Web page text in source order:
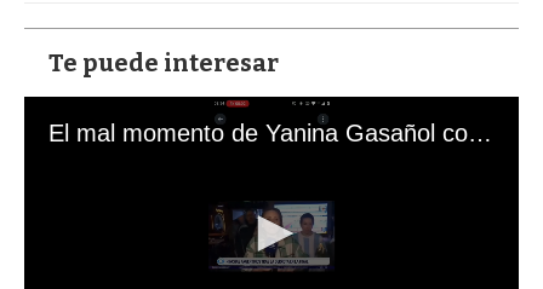
Te puede interesar
El mal momento de Yanina Gasañol con un hincha argentino en "Subrayado"